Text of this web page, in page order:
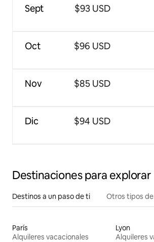
Sept
Oct
Nov
Dic
$93 USD
$96 USD
$85 USD
$94 USD
Destinaciones para explorar
Destinos a un paso de ti Otros tipos
París
Alquileres vacacionales
Lyon
Alquileres